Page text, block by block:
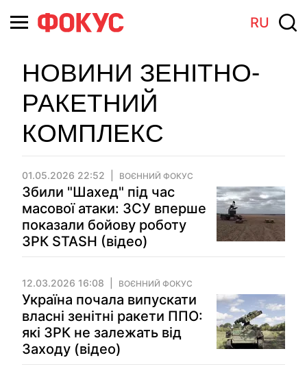
RU
НОВИНИ ЗЕНІТНО-
РАКЕТНИЙ
КОМПЛЕКС
01.05.2026 22:52 ВОЄННИЙ ФОКУС
Збили "Шахед" під час
масової атаки: ЗСУ вперше
показали бойову роботу
ЗРК STASH (відео)
12.03.2026 16:08 ВОЄННИЙ ФОКУС
Україна почала випускати
власні зенітні ракети ППО:
які ЗРК не залежать від
Заходу (відео)